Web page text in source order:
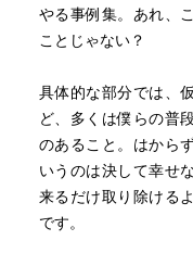
やる事例集。あれ、
ことじゃない？
具体的な部分では、
ど、多くは僕らの普
のあること。はから
いうのは決して幸せ
来るだけ取り除ける
です。